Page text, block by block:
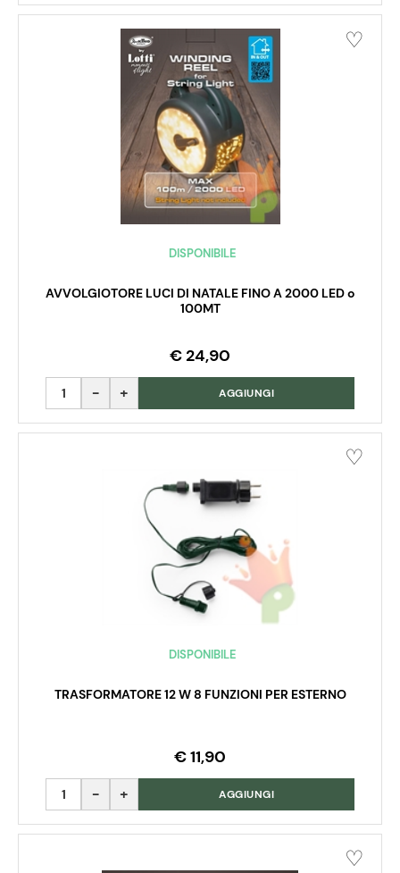
DISPONIBILE
AVVOLGIOTORE LUCI DI NATALE FINO A 2000 LED o
100MT
€ 24,90
Quantità AGGIUNGI
DISPONIBILE
TRASFORMATORE 12 W 8 FUNZIONI PER ESTERNO
€ 11,90
Quantità AGGIUNGI